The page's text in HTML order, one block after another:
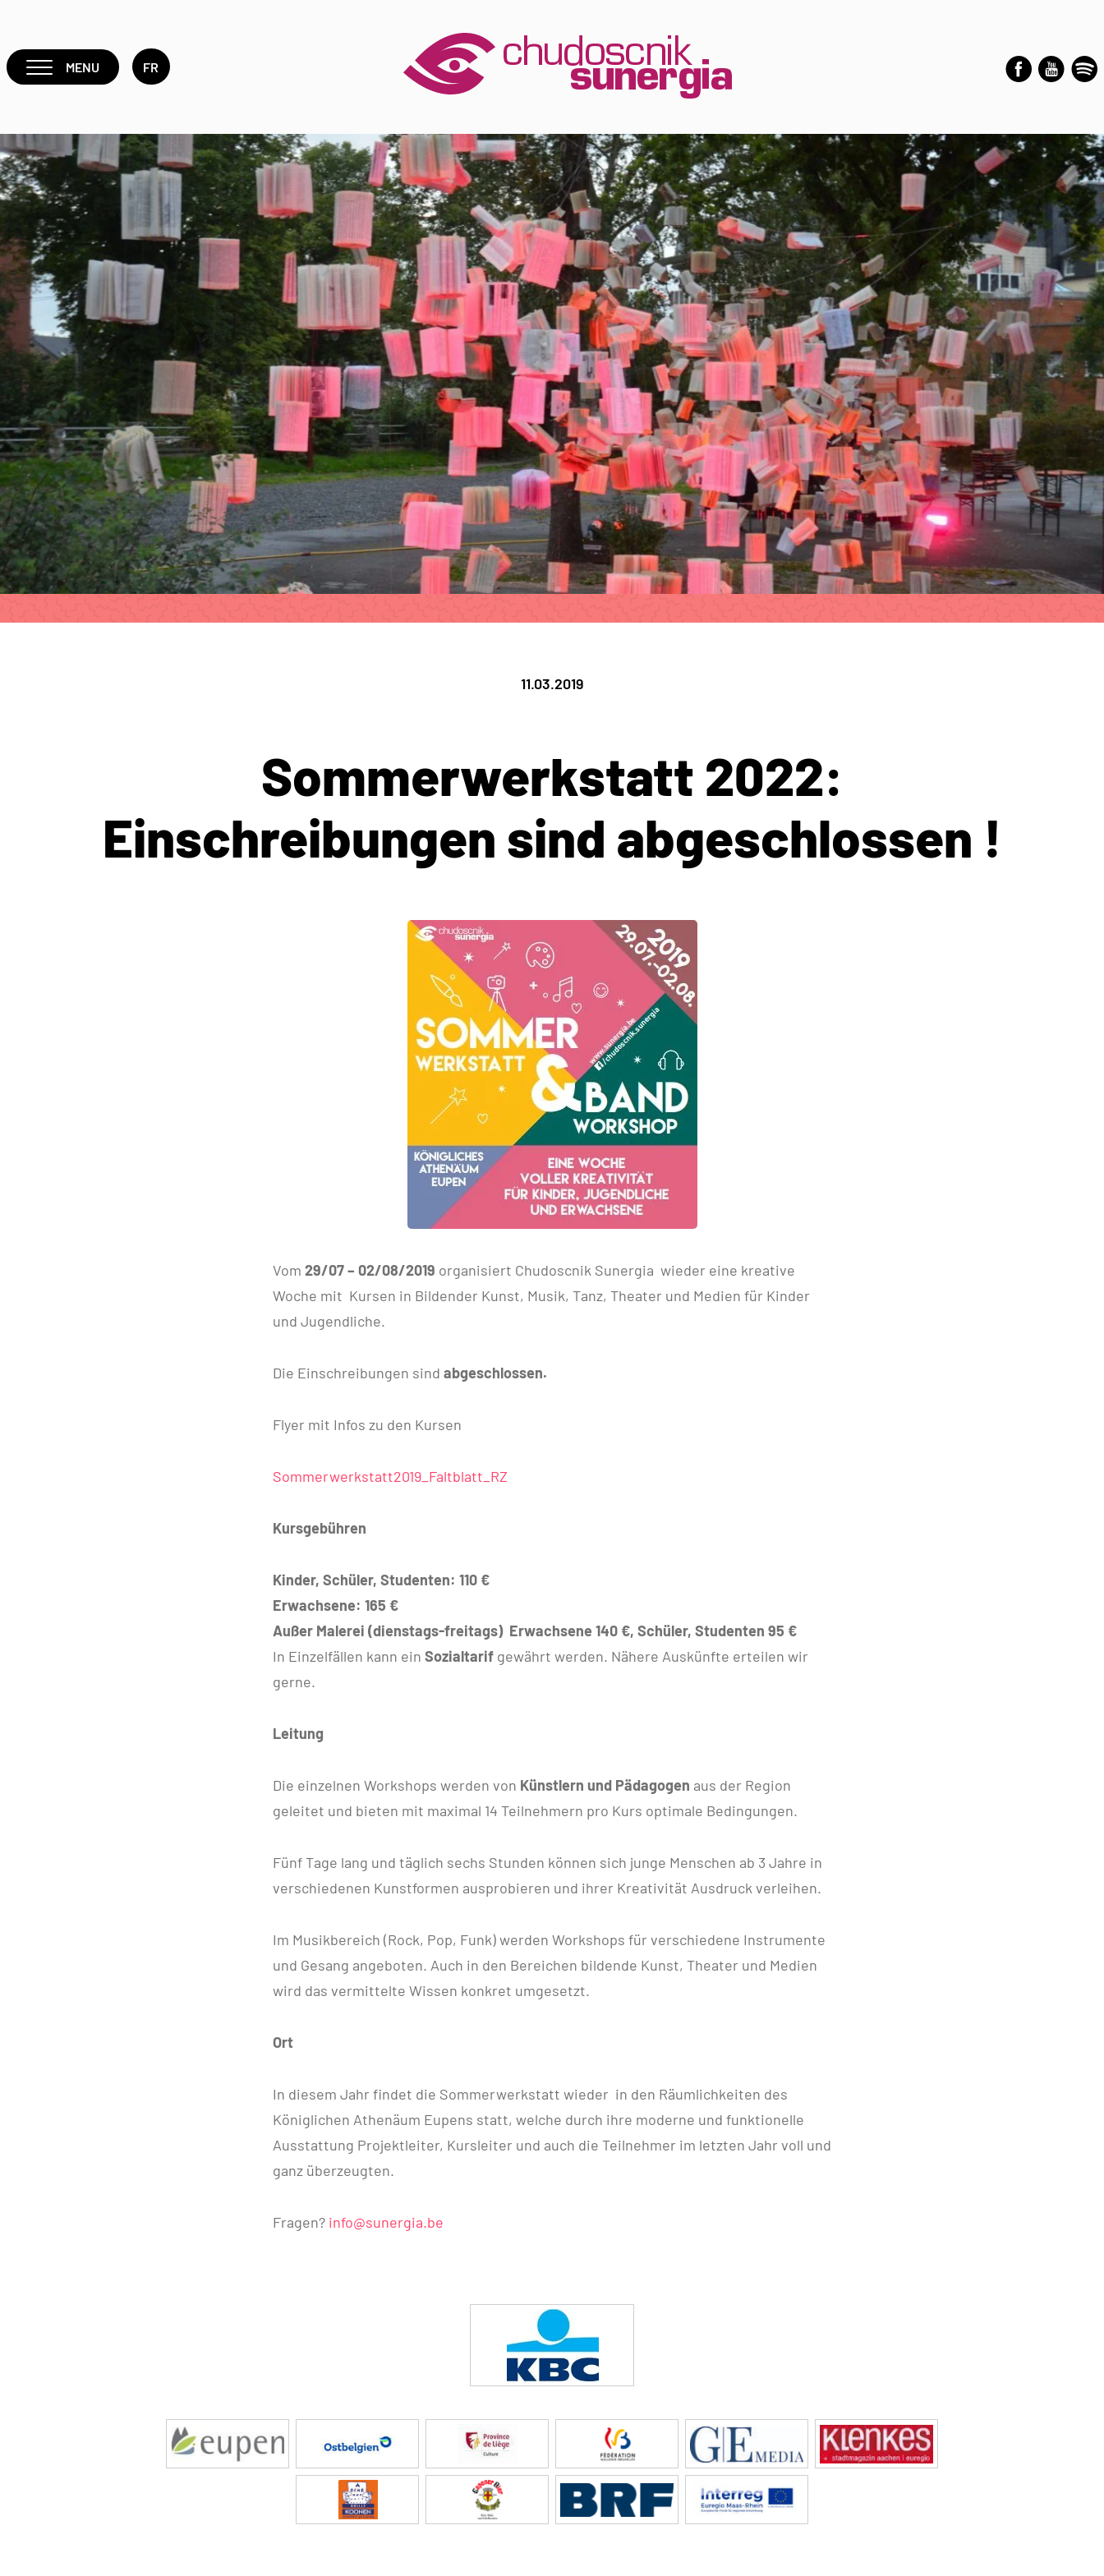
MENU FR
11.03.2019
Sommerwerkstatt 2022:
Einschreibungen sind abgeschlossen !
Vom 29/07 – 02/08/2019 organisiert Chudoscnik Sunergia wieder eine kreative
Woche mit Kursen in Bildender Kunst, Musik, Tanz, Theater und Medien für Kinder
und Jugendliche.
Die Einschreibungen sind abgeschlossen.
Flyer mit Infos zu den Kursen
Sommerwerkstatt2019_Faltblatt_RZ
Kursgebühren
Kinder, Schüler, Studenten: 110 €
Erwachsene: 165 €
Außer Malerei (dienstags-freitags) Erwachsene 140 €, Schüler, Studenten 95 €
In Einzelfällen kann ein Sozialtarif gewährt werden. Nähere Auskünfte erteilen wir
gerne.
Leitung
Die einzelnen Workshops werden von Künstlern und Pädagogen aus der Region
geleitet und bieten mit maximal 14 Teilnehmern pro Kurs optimale Bedingungen.
Fünf Tage lang und täglich sechs Stunden können sich junge Menschen ab 3 Jahre in
verschiedenen Kunstformen ausprobieren und ihrer Kreativität Ausdruck verleihen.
Im Musikbereich (Rock, Pop, Funk) werden Workshops für verschiedene Instrumente
und Gesang angeboten. Auch in den Bereichen bildende Kunst, Theater und Medien
wird das vermittelte Wissen konkret umgesetzt.
Ort
In diesem Jahr findet die Sommerwerkstatt wieder in den Räumlichkeiten des
Königlichen Athenäum Eupens statt, welche durch ihre moderne und funktionelle
Ausstattung Projektleiter, Kursleiter und auch die Teilnehmer im letzten Jahr voll und
ganz überzeugten.
Fragen? info@sunergia.be